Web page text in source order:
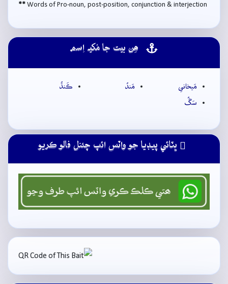
** Words of Pro-noun, post-position, conjunction & interjection
ھِن بيت جا مُکيہ اِسم
مَيخاني مَندُ
ڪَنڌُ
سَڱُ
ڀٽائي پيڊيا جو واٽس ائپ چئنل فالو ڪريو